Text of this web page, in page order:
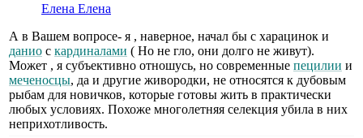
Елена Елена
А в Вашем вопросе- я , наверное, начал бы с харацинок и
данио с кардиналами ( Но не гло, они долго не живут).
Может , я субъективно отношусь, но современные пецилии и
меченосцы, да и другие живородки, не относятся к дубовым
рыбам для новичков, которые готовы жить в практически
любых условиях. Похоже многолетняя селекция убила в них
неприхотливость.